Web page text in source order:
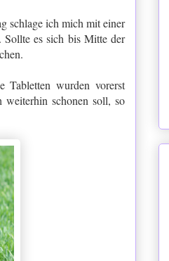
schlage ich mich mit einer
es sich bis Mitte der
Tabletten wurden vorerst
weiterhin schonen soll, so